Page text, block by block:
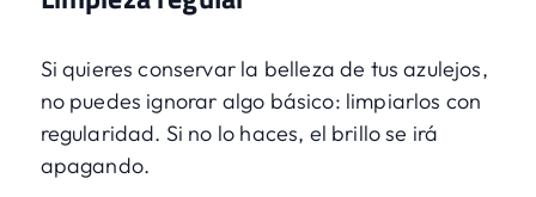
Si quieres conservar la belleza de tus azulejos,
no puedes ignorar algo básico: limpiarlos con
regularidad. Si no lo haces, el brillo se irá
apagando.